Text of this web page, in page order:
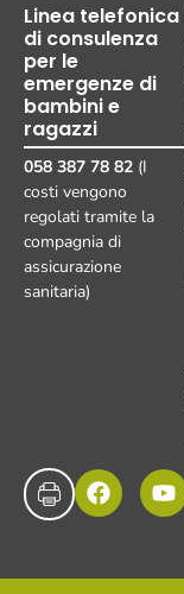
Linea telefonica
di consulenza
per le
emergenze di
bambini e
ragazzi
058 387 78 82 (I
costi vengono
regolati tramite la
compagnia di
assicurazione
sanitaria)